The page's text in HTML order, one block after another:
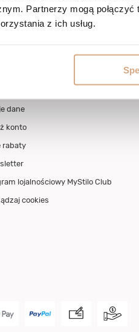
Partnerzy mogą
z ich usług.
KLIENTA
dane
konto
rabaty
lojalnościowy MyStilo Club
cookies